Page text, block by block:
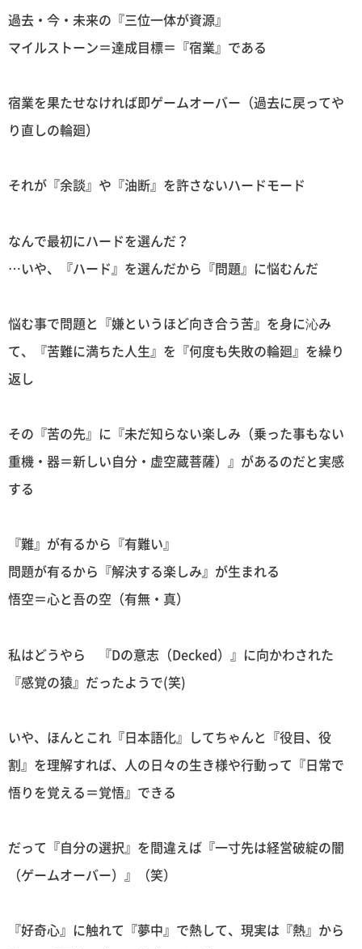
過去・今・未来の『三位一体が資源』
マイルストーン＝達成目標＝『宿業』である
宿業を果たせなければ即ゲームオーバー（過去に戻ってや
り直しの輪廻）
それが『余談』や『油断』を許さないハードモード
なんで最初にハードを選んだ？
…いや、『ハード』を選んだから『問題』に悩むんだ
悩む事で問題と『嫌というほど向き合う苦』を身に沁み
て、『苦難に満ちた人生』を『何度も失敗の輪廻』を繰り
返し
その『苦の先』に『未だ知らない楽しみ（乗った事もない
重機・器＝新しい自分・虚空蔵菩薩）』があるのだと実感
する
『難』が有るから『有難い』
問題が有るから『解決する楽しみ』が生まれる
悟空＝心と吾の空（有無・真）
私はどうやら 『Dの意志（Decked）』に向かわされた
『感覚の猿』だったようで(笑)
いや、ほんとこれ『日本語化』してちゃんと『役目、役
割』を理解すれば、人の日々の生き様や行動って『日常で
悟りを覚える＝覚悟』できる
だって『自分の選択』を間違えば『一寸先は経営破綻の闇
（ゲームオーバー）』（笑）
『好奇心』に触れて『夢中』で熱して、現実は『熱』から